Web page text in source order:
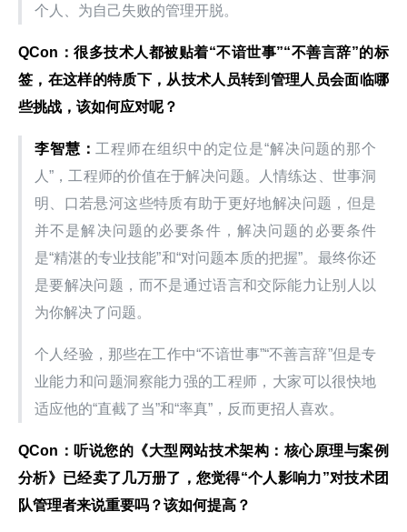
个人、为自己失败的管理开脱。
QCon：很多技术人都被贴着“不谙世事”“不善言辞”的标
签，在这样的特质下，从技术人员转到管理人员会面临哪
些挑战，该如何应对呢？
李智慧： 工程师在组织中的定位是“解决问题的那个
人”，工程师的价值在于解决问题。人情练达、世事洞
明、口若悬河这些特质有助于更好地解决问题，但是
并不是解决问题的必要条件，解决问题的必要条件
是“精湛的专业技能”和“对问题本质的把握”。最终你还
是要解决问题，而不是通过语言和交际能力让别人以
为你解决了问题。
个人经验，那些在工作中“不谙世事”“不善言辞”但是专
业能力和问题洞察能力强的工程师，大家可以很快地
适应他的“直截了当”和“率真”，反而更招人喜欢。
QCon：听说您的《大型网站技术架构：核心原理与案例
分析》已经卖了几万册了，您觉得“个人影响力”对技术团
队管理者来说重要吗？该如何提高？